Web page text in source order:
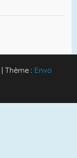
| Thème : Envo